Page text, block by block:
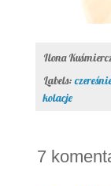
Ilona
Labels:
kolacje
7